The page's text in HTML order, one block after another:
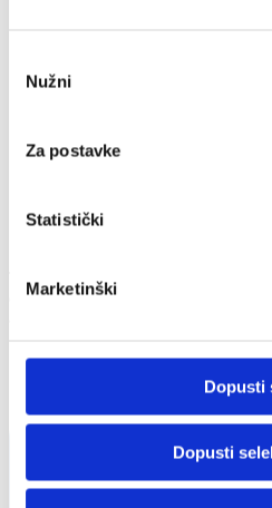
pristanka
Nužni
Za postavke
Statistički
Marketinški
Dopusti
Dopusti
2025 - Los Angeles,
2023 - San Francisco,
2022 - Boston i New
2019 - San Francisco,
2014 - Gospodarski
vodećim američkim IT
Titulu talenta godine zaslužio je
dok je drugo mjesto pripalo Edi
SHARE